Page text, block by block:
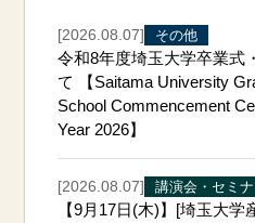
[2026.08.07] その他
令和8年度埼玉大学卒業式
て 【Saitama University
School Commencement
Year 2026】
[2026.08.07] 講演会・セミ
【9月17日(木)】[埼玉大